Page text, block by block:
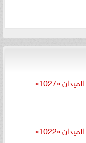
«1027»
«1022»